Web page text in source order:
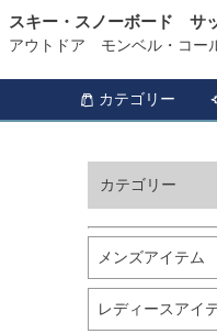
スキー・スノーボード サ
アウトドア モンベル・コー
カテゴリー
カテゴリー
バスケットボール
メンズアイテム
レディースアイ